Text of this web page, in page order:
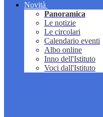
Novità
Panoramica
Le notizie
Le circolari
Calendario eventi
Albo online
Inno dell'Istituto
Voci dall'Istituto